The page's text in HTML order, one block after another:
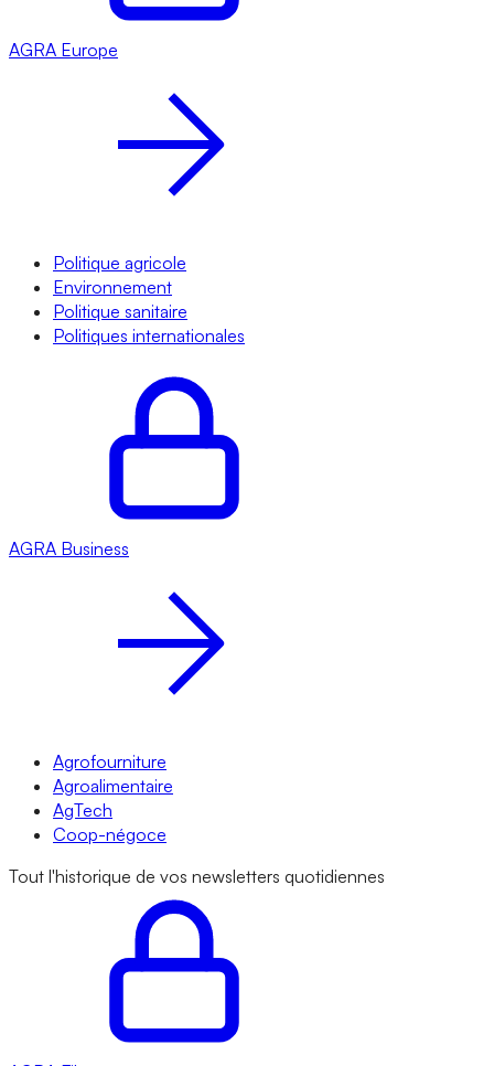
AGRA Europe
Politique agricole
Environnement
Politique sanitaire
Politiques internationales
AGRA Business
Agrofourniture
Agroalimentaire
AgTech
Coop-négoce
Tout l'historique de vos newsletters quotidiennes